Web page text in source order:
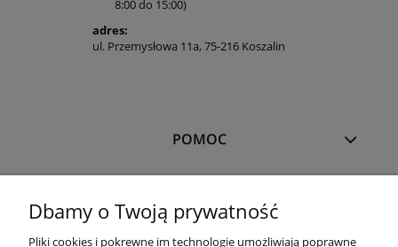
8:00 do 15:00)
adres:
ul. Przemysłowa 11a, 75-216 Koszalin
POMOC
Dbamy o Twoją prywatność
Pliki cookies i pokrewne im technologie umożliwiają poprawne